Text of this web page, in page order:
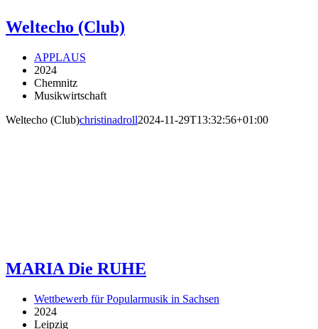
Weltecho (Club)
APPLAUS
2024
Chemnitz
Musikwirtschaft
Weltecho (Club)christinadroll2024-11-29T13:32:56+01:00
MARIA Die RUHE
Wettbewerb für Popularmusik in Sachsen
2024
Leipzig